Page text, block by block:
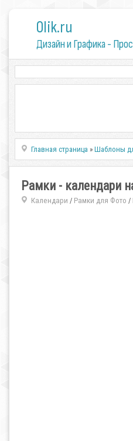
0lik.ru
Дизайн и Графика -
Главная страница »Шаблоны
Рамки - календари
Календари / Рамки для Фото /